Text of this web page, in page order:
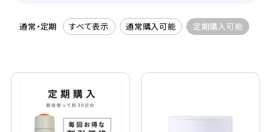
PRODUCTS/ 商品を探す
COLLECTIONS/ ブランド一覧
通常・定期 すべて表示 通常購入可能 定期購入可能